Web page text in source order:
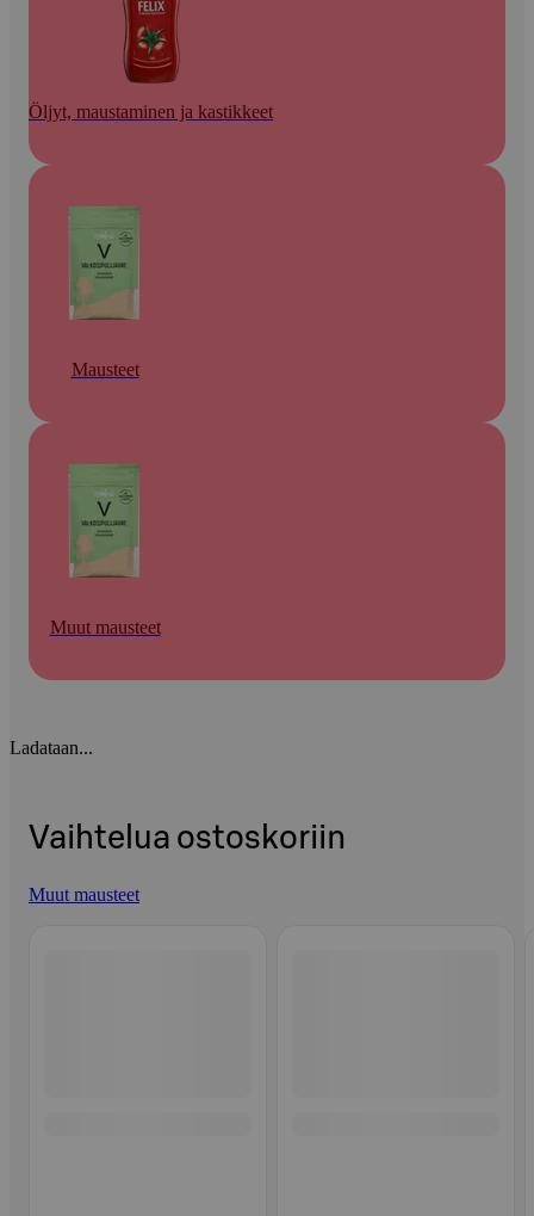
Öljyt, maustaminen ja kastikkeet
Mausteet
Muut mausteet
Ladataan...
Vaihtelua ostoskoriin
Muut mausteet